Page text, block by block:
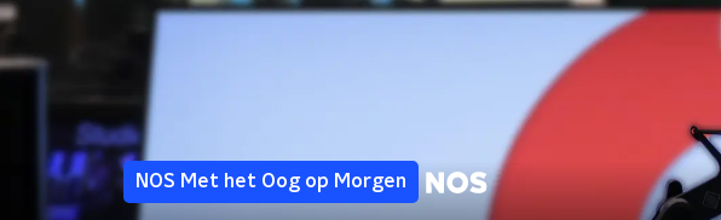
NOS Met het Oog op Morgen